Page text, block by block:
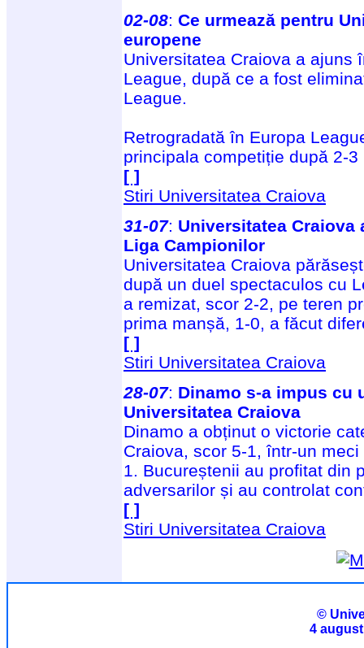
02-08: Ce urmează pentru
europene
Universitatea Craiova a ajuns
League, după ce a fost
League.
Retrogradată în Europa
principala competiție după 2-
[ ]
Stiri Universitatea Craiova
31-07: Universitatea
Liga Campionilor
Universitatea Craiova
după un duel spectaculos cu
a remizat, scor 2-2, pe teren
prima manșă, 1-0, a făcut
[ ]
Stiri Universitatea Craiova
28-07: Dinamo s-a impus cu
Universitatea Craiova
Dinamo a obținut o victorie
Craiova, scor 5-1, într-un
1. Bucureștenii au profitat din
adversarilor și au controlat
[ ]
Stiri Universitatea Craiova
©
4